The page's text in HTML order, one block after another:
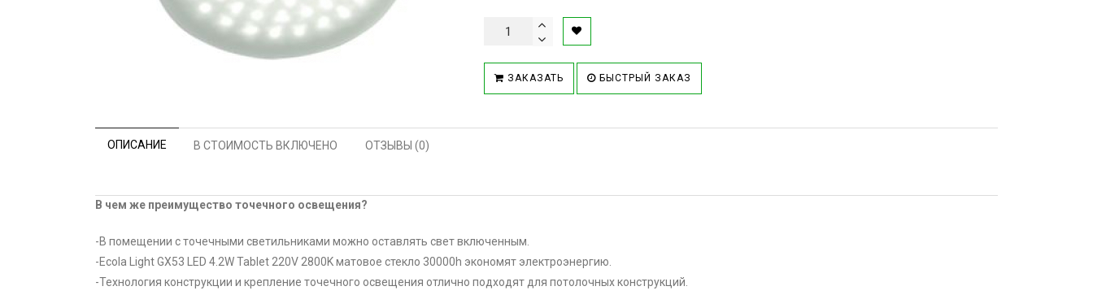
ЗАКАЗАТЬ БЫСТРЫЙ ЗАКАЗ
ОПИСАНИЕ В СТОИМОСТЬ ВКЛЮЧЕНО ОТЗЫВЫ (0)
В чем же преимущество точечного освещения?
-В помещении с точечными светильниками можно оставлять свет включенным.
-Ecola Light GX53 LED 4.2W Tablet 220V 2800K матовое стекло 30000h экономят электроэнергию.
-Технология конструкции и крепление точечного освещения отлично подходят для потолочных конструкций.